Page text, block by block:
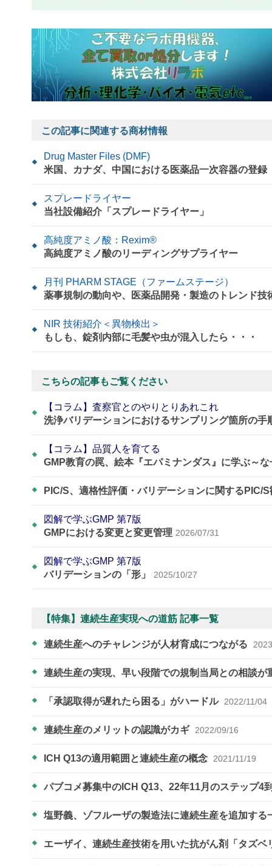
この記事に関連する商材情報
Drug Master Files (DMF)
米国、カナダ、中国における医薬品一次容器の登録
スプレードライヤー
当社設備紹介「スプレードライヤー」
高純度アミノ酸：Rexim®
高純度アミノ酸のリーディングサプライヤー
月刊 PHARM STAGE（ファームステージ）
薬事規制の動向や、医薬品開発・製造のトレンド技
NIR 技術紹介＜異物検出＞
もしも、錠剤内部に毛髪や虫が混入したら・・・
こちらの記事もご覧ください
【コラム】査察官とのやりとりあれこれ
洗浄バリデーションにおけるサンプリング箇所の手
【コラム】品質人を育てる
GMP教育の罠、絵本『エパミナンダス』に学ぶ～
PIC/S、適格性評価・バリデーションに関するPIC/
図解で学ぶGMP 第7版
GMPにおける変更と変更管理 2026/07/31
図解で学ぶGMP 第7版
バリデーションの「形」
2025/10/27
【特集】連続生産実現への道筋 記事一覧
連続生産へのチャレンジが人材育成につながる
連続生産の実現、早い段階での規制当局との相談が
「承認取得が遅れたら困る」がハードル 2022/11/04
連続生産のメリットの認識がカギ 2022/09/16
ICH Q13の適用範囲と連続生産の概念 2021/11/19
パブコメ募集中のICH Q13、22年11月のステップ4
塩野義、ゾフルーザの製造法に連続生産を追加す
エーザイ、連続生産技術を用いた抗がん剤「タズ